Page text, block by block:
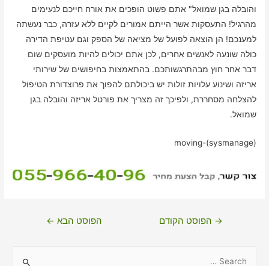
והובלה בגן שמואל" אתם פשוט הופכים את אורח חייכם לנעימים
מהרגיל! התעסקות אשר הייתם אמורים לקיים ללא עזרה, כבר נעשתה
למענכם! הן הוצאה לפועל של מציאה של הספק וגם עטיפת הדירה
כולה שונעה לאנשים אחרים, לכן אתם יכולים להיות מועסקים שום
דבר אחר חוץ מבהתרגשותכם. בהתאמצות בחיפושים של שירותי
אריזה ושינוע עלויות זולות יש ביכולתם להפוך את פרוצדורת הטיפול
להצלחה מסחררת, ולפיכך זה מצריך את פורטל אריזה והובלה בגן
שמואל.
moving-(sysmanage)
ניווט→ הפוסט הקודם הפוסט הבא ←